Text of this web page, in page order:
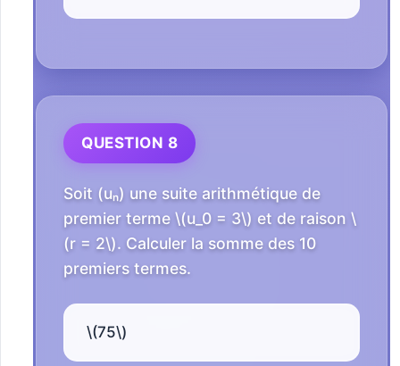
QUESTION 8
Soit (uₙ) une suite arithmétique de
premier terme \(u_0 = 3\) et de raison \
(r = 2\). Calculer la somme des 10
premiers termes.
\(75\)